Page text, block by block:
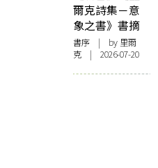
爾克詩集－意
象之書》書摘
書序 | by 里爾
克 | 2026-07-20